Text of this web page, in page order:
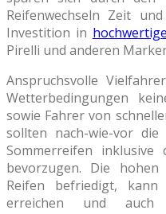
Reifenwechseln Zeit
Investition in
Pirelli und anderen
Anspruchsvolle
Wetterbedingungen
sowie Fahrer von
sollten nach-wie-vor
Sommerreifen inklusive
bevorzugen. Die
Reifen befriedigt,
erreichen und auch